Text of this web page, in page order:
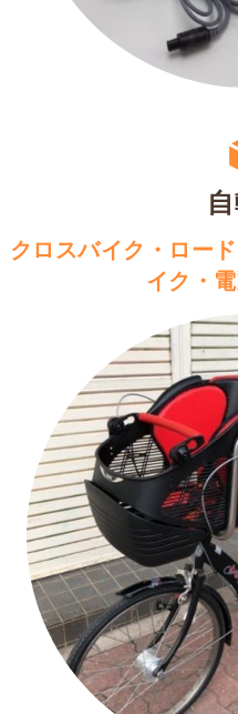
クロスバイク・ロー
イク・